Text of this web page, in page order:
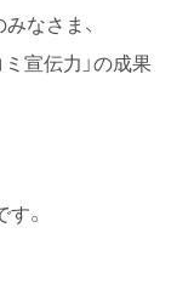
なさま、
宣伝力」の成果
。